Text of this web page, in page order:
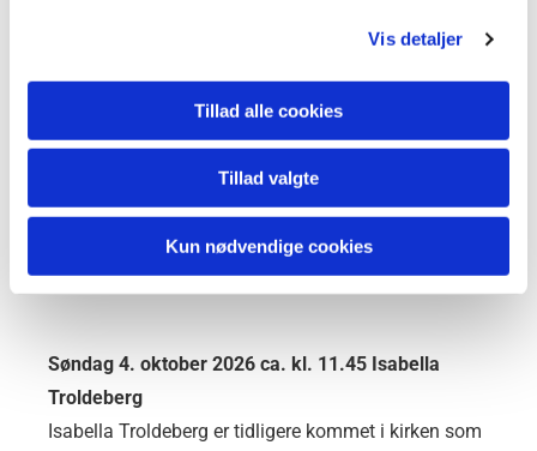
Vis detaljer
Tillad alle cookies
Tillad valgte
Kun nødvendige cookies
Søndag 4. oktober 2026 ca. kl. 11.45 Isabella
Troldeberg
Isabella Troldeberg er tidligere kommet i kirken som